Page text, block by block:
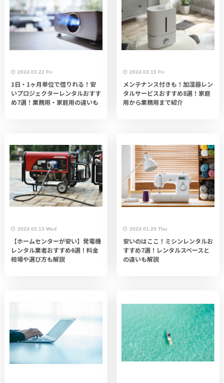
2024.03.22 Fri
1日・1ヶ月単位で借りれる！安
いプロジェクターレンタルおすす
め7選！業務用・家庭用の違いも
2024.03.15 Fri
メンテナンス付きも！加湿器レン
タルサービスおすすめ8選！家庭
用から業務用まで紹介
2024.03.13 Wed
【ホームセンターが安い】発電機
レンタル業者おすすめ6選！料金
相場や選び方も解説
2024.01.25 Thu
安いのはここ！ミシンレンタルお
すすめ7選！レンタルスペースと
の違いも解説